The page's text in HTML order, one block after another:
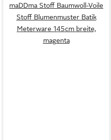
maDDma Stoff Baumwoll-Voile
Stoff Blumenmuster Batik
Meterware 145cm breite,
magenta